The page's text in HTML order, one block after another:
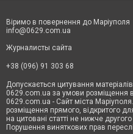
Віримо в повернення до Маріуполя
info@0629.com.ua
Журналисты сайта
+38 (096) 91 303 68
Допускається цитування
0629.com.ua за умови розміщення
0629.com.ua - Сайт міста
розміщення прямого, відкритого
на цитовані статті не нижче
Порушення виняткових прав